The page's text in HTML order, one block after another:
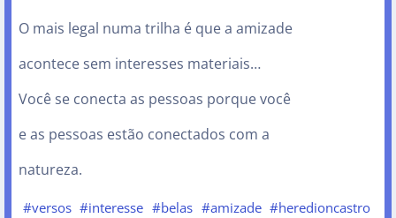
O mais legal numa trilha é que a amizade
acontece sem interesses materiais…
Você se conecta as pessoas porque você
e as pessoas estão conectados com a
natureza.
#versos #interesse #belas #amizade #heredioncastro